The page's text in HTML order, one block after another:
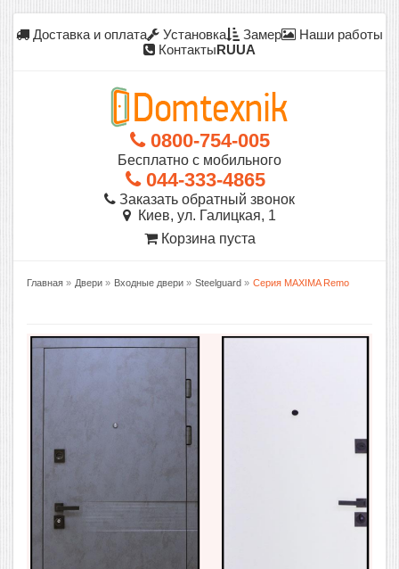
Доставка и оплата Установка Замер
Наши работы
КонтактыRUUA
0800-754-005
Бесплатно с мобильного
044-333-4865
Заказать обратный звонок
Киев, ул. Галицкая, 1
Корзина пуста
Главная » Двери » Входные двери » Steelguard » Серия MAXIMA Remo